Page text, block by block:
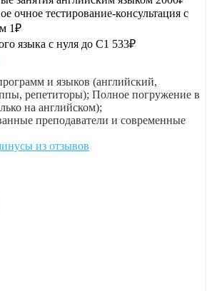
очное тестирование-консультация с
1₽
языка с нуля до С1 533₽
и языков (английский,
репетиторы); Полное погружение в
на английском);
преподаватели и современные
из отзывов